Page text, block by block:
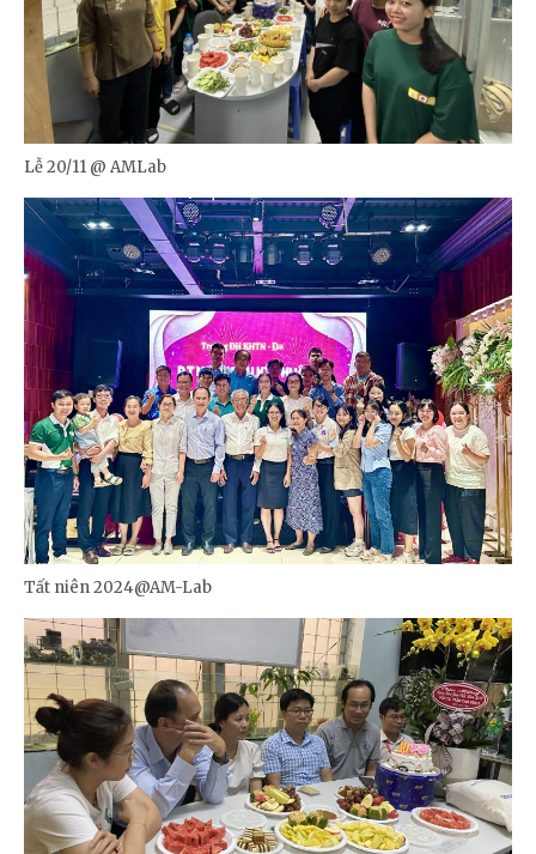
Lễ 20/11 @ AMLab
Tất niên 2024@AM-Lab